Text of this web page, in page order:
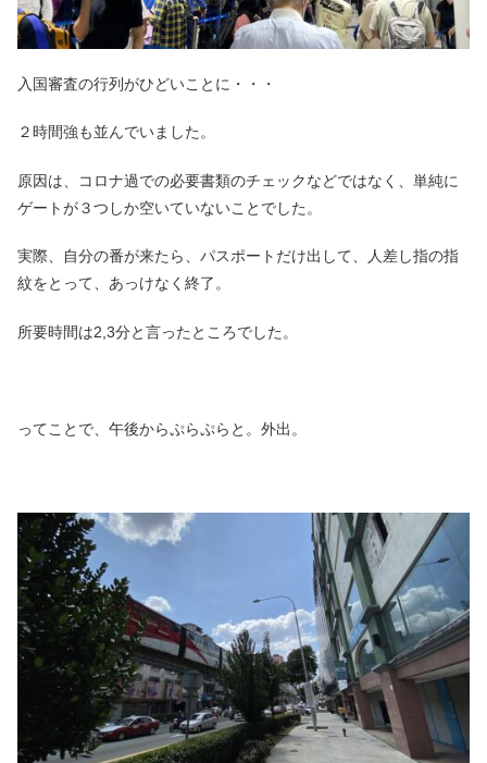
入国審査の行列がひどいことに・・・
２時間強も並んでいました。
原因は、コロナ過での必要書類のチェックなどではなく、単純に
ゲートが３つしか空いていないことでした。
実際、自分の番が来たら、パスポートだけ出して、人差し指の指
紋をとって、あっけなく終了。
所要時間は2,3分と言ったところでした。
ってことで、午後からぷらぷらと。外出。